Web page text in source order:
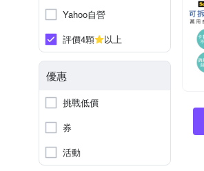
Yahoo自營
評價4顆
以上
優惠
挑戰低價
券
活動